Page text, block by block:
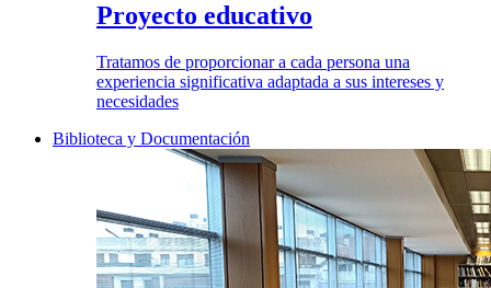
Proyecto educativo
Tratamos de proporcionar a cada persona una
experiencia significativa adaptada a sus intereses y
necesidades
Biblioteca y Documentación